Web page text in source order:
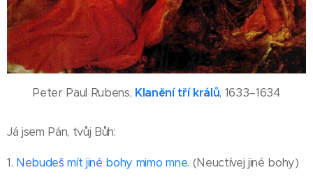
Peter Paul Rubens, Klanění tří králů, 1633–1634
Já jsem Pán, tvůj Bůh:
1. Nebudeš mít jiné bohy mimo mne. (Neuctívej jiné bohy)